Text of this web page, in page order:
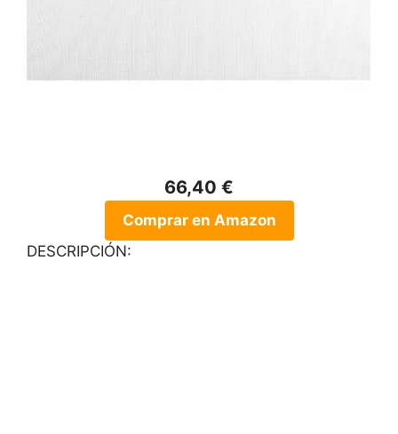
66,40 €
Comprar en Amazon
DESCRIPCIÓN: